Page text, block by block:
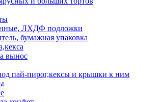
ЛХДФ подложки
бумажная упаковка
вынос
пай-пирог,кексы и крышки к ним